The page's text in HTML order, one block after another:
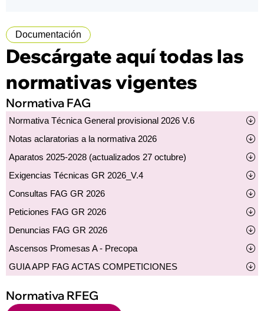
Documentación
Descárgate aquí todas las
normativas vigentes
Normativa FAG
Normativa Técnica General provisional 2026 V.6
Notas aclaratorias a la normativa 2026
Aparatos 2025-2028 (actualizados 27 octubre)
Exigencias Técnicas GR 2026_V.4
Consultas FAG GR 2026
Peticiones FAG GR 2026
Denuncias FAG GR 2026
Ascensos Promesas A - Precopa
GUIA APP FAG ACTAS COMPETICIONES
Normativa RFEG